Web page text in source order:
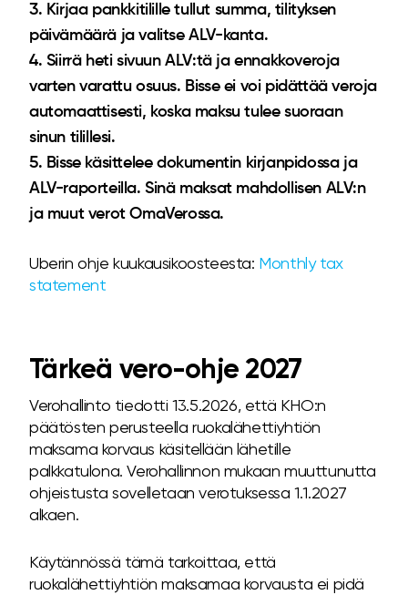
Kirjaa pankkitilille tullut summa, tilityksen
päivämäärä ja valitse ALV-kanta.
Siirrä heti sivuun ALV:tä ja ennakkoveroja
varten varattu osuus. Bisse ei voi pidättää veroja
automaattisesti, koska maksu tulee suoraan
sinun tilillesi.
Bisse käsittelee dokumentin kirjanpidossa ja
ALV-raporteilla. Sinä maksat mahdollisen ALV:n
ja muut verot OmaVerossa.
Uberin ohje kuukausikoosteesta: Monthly tax
statement
Tärkeä vero-ohje 2027
Verohallinto tiedotti 13.5.2026, että KHO:n
päätösten perusteella ruokalähettiyhtiön
maksama korvaus käsitellään lähetille
palkkatulona. Verohallinnon mukaan muuttunutta
ohjeistusta sovelletaan verotuksessa 1.1.2027
alkaen.
Käytännössä tämä tarkoittaa, että
ruokalähettiyhtiön maksamaa korvausta ei pidä